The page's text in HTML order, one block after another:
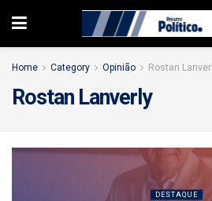
Home Category Opinião Rostan
Rostan Lanverly
DESTAQUE